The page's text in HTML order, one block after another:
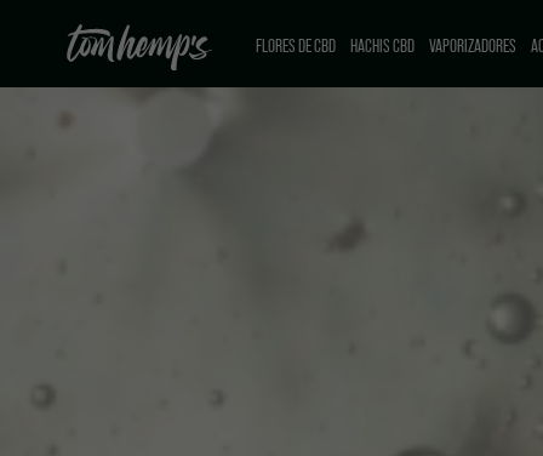
FLORES DE CBD HACHIS CBD VAPORIZADORES